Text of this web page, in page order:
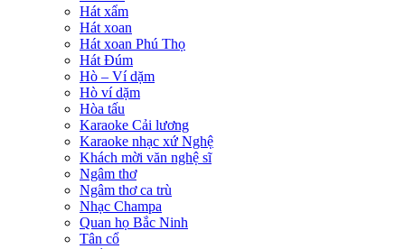
Hát xẩm
Hát xoan
Hát xoan Phú Thọ
Hát Đúm
Hò – Ví dặm
Hò ví dặm
Hòa tấu
Karaoke Cải lương
Karaoke nhạc xứ Nghệ
Khách mời văn nghệ sĩ
Ngâm thơ
Ngâm thơ ca trù
Nhạc Champa
Quan họ Bắc Ninh
Tân cổ